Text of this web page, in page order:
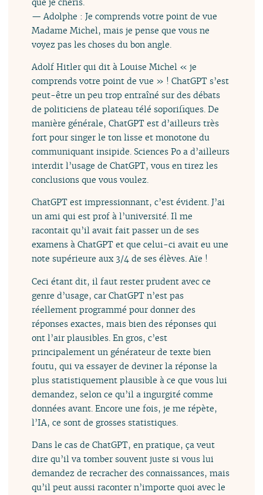
— Adolphe : Je comprends votre point de vue
Madame Michel, mais je pense que vous ne
voyez pas les choses du bon angle.
Adolf Hitler qui dit à Louise Michel « je
comprends votre point de vue » ! ChatGPT s’est
peut-être un peu trop entraîné sur des débats
de politiciens de plateau télé soporifiques. De
manière générale, ChatGPT est d’ailleurs très
fort pour singer le ton lisse et monotone du
communiquant insipide. Sciences Po a d’ailleurs
interdit l’usage de ChatGPT, vous en tirez les
conclusions que vous voulez.
ChatGPT est impressionnant, c’est évident. J’ai
un ami qui est prof à l’université. Il me
racontait qu’il avait fait passer un de ses
examens à ChatGPT et que celui-ci avait eu une
note supérieure aux 3/4 de ses élèves. Aïe !
Ceci étant dit, il faut rester prudent avec ce
genre d’usage, car ChatGPT n’est pas
réellement programmé pour donner des
réponses exactes, mais bien des réponses qui
ont l’air plausibles. En gros, c’est
principalement un générateur de texte bien
foutu, qui va essayer de deviner la réponse la
plus statistiquement plausible à ce que vous lui
demandez, selon ce qu’il a ingurgité comme
données avant. Encore une fois, je me répète,
l’IA, ce sont de grosses statistiques.
Dans le cas de ChatGPT, en pratique, ça veut
dire qu’il va tomber souvent juste si vous lui
demandez de recracher des connaissances, mais
qu’il peut aussi raconter n’importe quoi avec le